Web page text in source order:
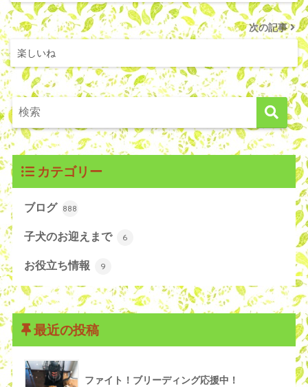
次の記事
楽しいね
カテゴリー
ブログ 888
子犬のお迎えまで 6
お役立ち情報 9
最近の投稿
ファイト！ブリーディング応援中！